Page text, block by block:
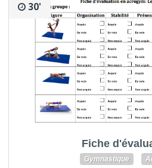
30'
Fiche
Gymnastique